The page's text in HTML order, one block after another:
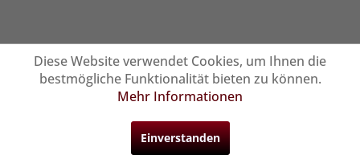
Diese Website verwendet Cookies, um Ihnen die
bestmögliche Funktionalität bieten zu können.
Mehr Informationen
Einverstanden